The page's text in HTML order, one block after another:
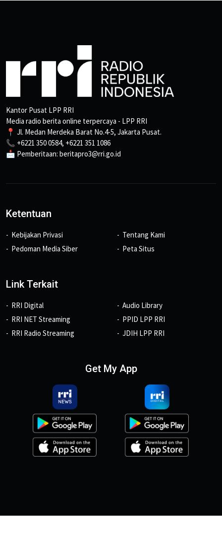
Kantor Pusat LPP RRI
Media radio berita online terpercaya - LPP RRI
📍 Jl. Medan Merdeka Barat No.4-5, Jakarta Pusat.
📞 +6221 350 0584, +6221 351 1086
📩 Pemberitaan: beritapro3@rri.go.id
Ketentuan
Kebijakan Privasi
Pedoman Media Siber
Tentang Kami
Peta Situs
Link Terkait
RRI Digital
RRI NET Streaming
RRI Radio Streaming
Audio Library
PPID LPP RRI
JDIH LPP RRI
Get My App